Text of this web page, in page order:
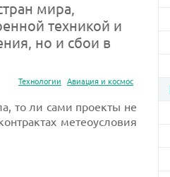
мира,
техникой и
но и сбои в
Технологии Авиация и космос
то ли сами проекты не
метеоусловия